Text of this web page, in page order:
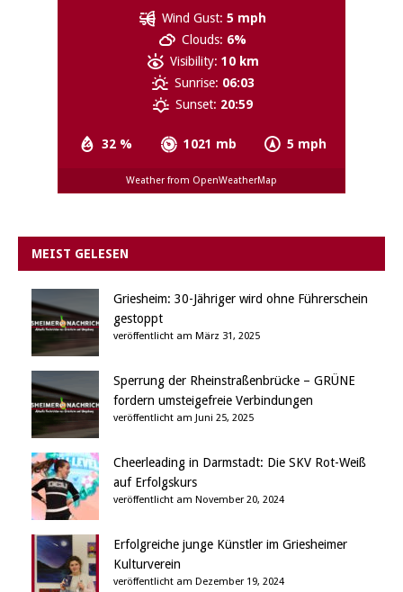
32 % 1021 mb 5 mph
Wind Gust: 5 mph
Clouds: 6%
Visibility: 10 km
Sunrise: 06:03
Sunset: 20:59
Weather from OpenWeatherMap
MEIST GELESEN
Griesheim: 30-Jähriger wird ohne Führerschein
gestoppt
veröffentlicht am März 31, 2025
Sperrung der Rheinstraßenbrücke – GRÜNE
fordern umsteigefreie Verbindungen
veröffentlicht am Juni 25, 2025
Cheerleading in Darmstadt: Die SKV Rot-Weiß
auf Erfolgskurs
veröffentlicht am November 20, 2024
Erfolgreiche junge Künstler im Griesheimer
Kulturverein
veröffentlicht am Dezember 19, 2024